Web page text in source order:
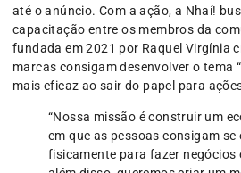
até o anúncio. Com a ação, a Nhaí!
capacitação entre os membros da
fundada em 2021 por Raquel Virgínia
marcas consigam desenvolver o tema
mais eficaz ao sair do papel para
“Nossa missão é construir um
em que as pessoas consigam
fisicamente para fazer negócios